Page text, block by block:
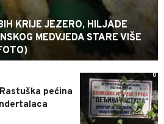
KRIJE JEZERO, HILJADE
MEDVJEDA STARE VIŠE
0
pećina